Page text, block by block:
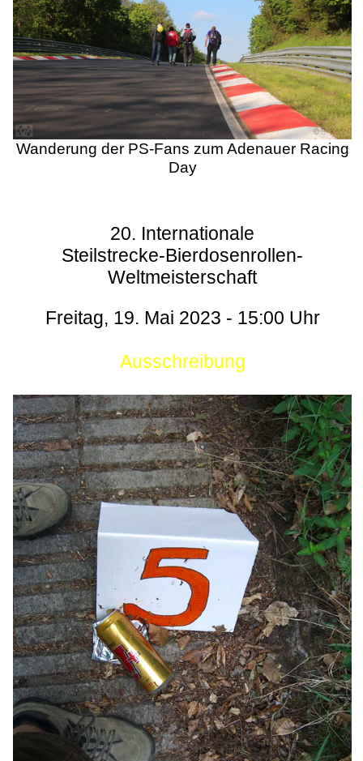
Wanderung der PS-Fans zum Adenauer Racing
Day
20. Internationale
Steilstrecke-Bierdosenrollen-
Weltmeisterschaft
Freitag, 19. Mai 2023 - 15:00 Uhr
Ausschreibung